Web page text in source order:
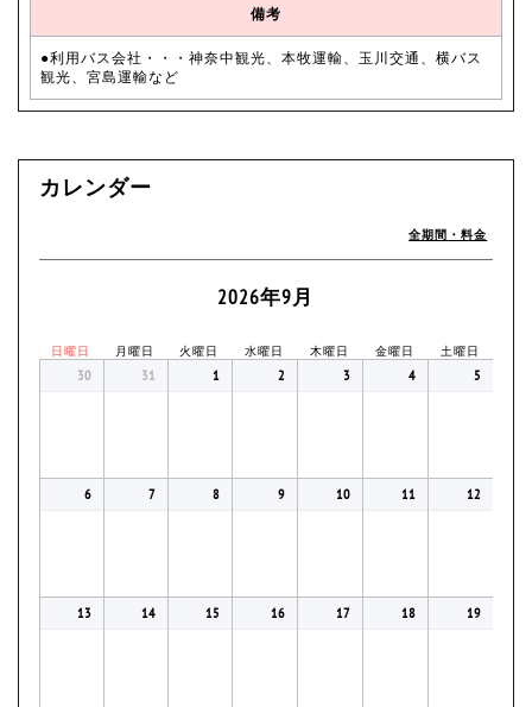
備考
●利用バス会社・・・神奈中観光、本牧運輸、玉川交通、横バス
観光、宮島運輸など
カレンダー
全期間・料金
2026年9月
日曜日 月曜日 火曜日 水曜日 木曜日 金曜日 土曜日
30 31 1 2 3 4 5
6 7 8 9 10 11 12
13 14 15 16 17 18 19